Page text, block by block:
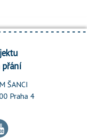
ŠANCI
Praha 4